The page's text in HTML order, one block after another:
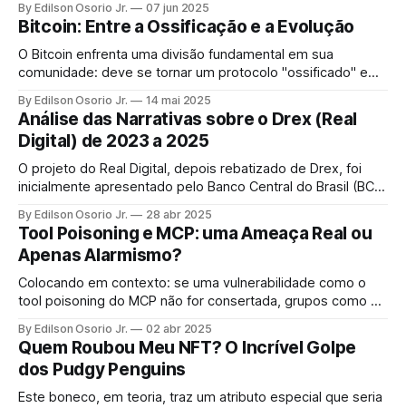
pontos falha, a comunicação para. Uma rede mesh vira
essa lógica de cabeça para baixo.
By Edilson Osorio Jr. 07 jun 2025
Bitcoin: Entre a Ossificação e a Evolução
O Bitcoin enfrenta uma divisão fundamental em sua
comunidade: deve se tornar um protocolo "ossificado" e
deve continuar evoluindo tecnicamente para preservar sua
natureza descentralizada e resistente à censura
By Edilson Osorio Jr. 14 mai 2025
Análise das Narrativas sobre o Drex (Real
Digital) de 2023 a 2025
O projeto do Real Digital, depois rebatizado de Drex, foi
inicialmente apresentado pelo Banco Central do Brasil (BCB)
de banco central (CBDC)
By Edilson Osorio Jr. 28 abr 2025
Tool Poisoning e MCP: uma Ameaça Real ou
Apenas Alarmismo?
Colocando em contexto: se uma vulnerabilidade como o
tool poisoning do MCP não for consertada, grupos como o
By Edilson Osorio Jr. 02 abr 2025
Quem Roubou Meu NFT? O Incrível Golpe
dos Pudgy Penguins
Este boneco, em teoria, traz um atributo especial que seria